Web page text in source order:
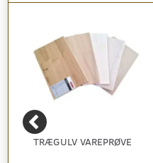
TRÆGULV VAREPRØVE